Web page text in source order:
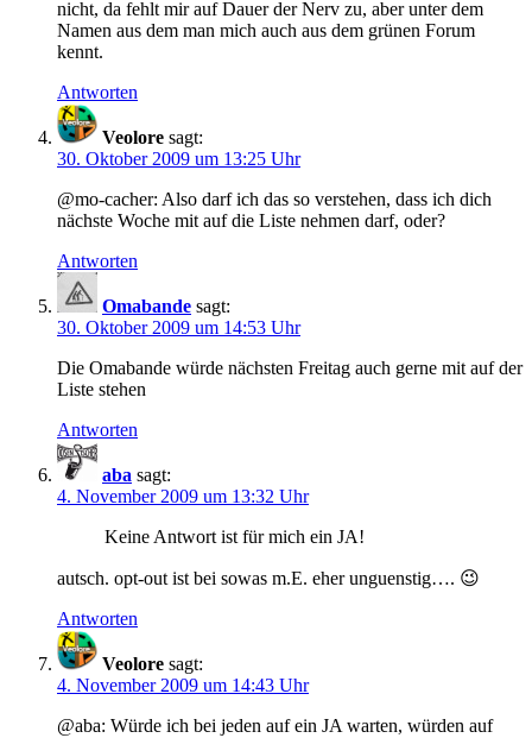
nicht, da fehlt mir auf Dauer der Nerv zu, aber unter dem
Namen aus dem man mich auch aus dem grünen Forum
kennt.
Antworten
Veolore sagt:
30. Oktober 2009 um 13:25 Uhr
@mo-cacher: Also darf ich das so verstehen, dass ich dich
nächste Woche mit auf die Liste nehmen darf, oder?
Antworten
Omabande sagt:
30. Oktober 2009 um 14:53 Uhr
Die Omabande würde nächsten Freitag auch gerne mit auf der
Liste stehen
Antworten
aba sagt:
4. November 2009 um 13:32 Uhr
Keine Antwort ist für mich ein JA!
autsch. opt-out ist bei sowas m.E. eher unguenstig…. 😉
Antworten
Veolore sagt:
4. November 2009 um 14:43 Uhr
@aba: Würde ich bei jeden auf ein JA warten, würden auf